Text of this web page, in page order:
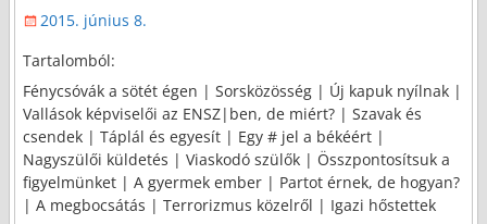
2015. június 8.
Tartalomból:
Fénycsóvák a sötét égen | Sorsközösség | Új kapuk nyílnak |
Vallások képviselői az ENSZ|ben, de miért? | Szavak és
csendek | Táplál és egyesít | Egy # jel a békéért |
Nagyszülői küldetés | Viaskodó szülők | Összpontosítsuk a
figyelmünket | A gyermek ember | Partot érnek, de hogyan?
| A megbocsátás | Terrorizmus közelről | Igazi hőstettek